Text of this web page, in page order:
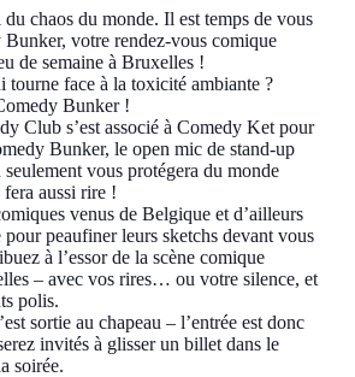
chaos du monde. Il est temps de vous
votre rendez-vous comique
de semaine à Bruxelles !
tourne face à la toxicité ambiante ?
Bunker !
Club s’est associé à Comedy Ket pour
Bunker, le open mic de stand-up
vous protégera du monde
aussi rire !
venus de Belgique et d’ailleurs
pour peaufiner leurs sketchs devant vous
à l’essor de la scène comique
– avec vos rires… ou votre silence, et
polis.
sortie au chapeau – l’entrée est donc
invités à glisser un billet dans le
soirée.